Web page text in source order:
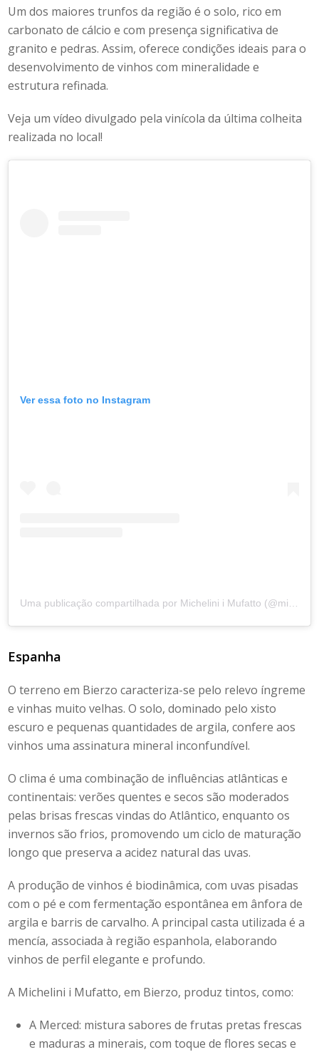
Um dos maiores trunfos da região é o solo, rico em
carbonato de cálcio e com presença significativa de
granito e pedras. Assim, oferece condições ideais para o
desenvolvimento de vinhos com mineralidade e
estrutura refinada.
Veja um vídeo divulgado pela vinícola da última colheita
realizada no local!
Ver essa foto no Instagram
Espanha
O terreno em Bierzo caracteriza-se pelo relevo íngreme
e vinhas muito velhas. O solo, dominado pelo xisto
escuro e pequenas quantidades de argila, confere aos
vinhos uma assinatura mineral inconfundível.
O clima é uma combinação de influências atlânticas e
continentais: verões quentes e secos são moderados
pelas brisas frescas vindas do Atlântico, enquanto os
invernos são frios, promovendo um ciclo de maturação
longo que preserva a acidez natural das uvas.
A produção de vinhos é biodinâmica, com uvas pisadas
com o pé e com fermentação espontânea em ânfora de
argila e barris de carvalho. A principal casta utilizada é a
mencía, associada à região espanhola, elaborando
vinhos de perfil elegante e profundo.
A Michelini i Mufatto, em Bierzo, produz tintos, como:
A Merced: mistura sabores de frutas pretas frescas
e maduras a minerais, com toque de flores secas e